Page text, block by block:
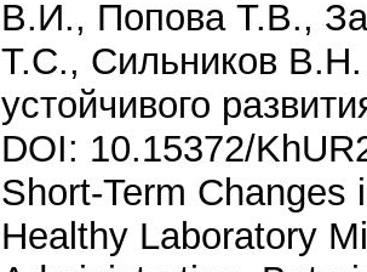
В.И., Попова Т.В.,
Т.С., Сильников
устойчивого
DOI: 10.15372/
Short-Term Changes
Healthy Laboratory